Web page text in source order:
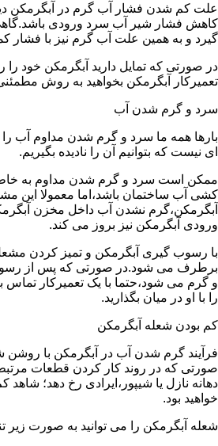
علت کم شدن فشار آب گرم در آبگرمکن
کاهش فشار شیر آب سرد ورودی
گیرد و به همین علت آب گرم نیز با فشار
در صورتی که تمایل دارید آبگرمکن خود را
تعمیرکار آبگرمکن بخواهید به روش
سرد و گرم شدن آب
بارها همه ما سرد و گرم شدن مداوم آب را
ای نیست که بتوانیم آن را نادیده بگیریم.
ممکن است سرد و گرم شدن مداوم به
کشی آب ساختمان باشد،اما معمولا این
آبگرمکن،گرم نشدن آب داخل مخزن
ورودی آبگرمکن نیز بروز می کند.
با رسوب گیری آبگرمکن و تمیز کردن
برطرف می شود.در صورتی که پس از
و گرم می شود،حتما با یک تعمیرکار تماس
را با او در میان بگذارید.
کم بودن شعله آبگرمکن
فرآیند گرم شدن آب در آبگرمکن با
صورتی که در روند کار کردن قطعات
دهانه نازل یا شیپور،ایرادی رخ دهد؛
خواهید بود.
شعله آبگرمکن را می توانید به صورت زیر